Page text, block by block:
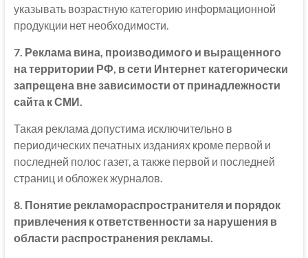
указывать возрастную категорию информационной
продукции нет необходимости.
7. Реклама вина, производимого и выращенного
на территории РФ, в сети Интернет категорически
запрещена вне зависимости от принадлежности
сайта к СМИ.
Такая реклама допустима исключительно в
периодических печатных изданиях кроме первой и
последней полос газет, а также первой и последней
страниц и обложек журналов.
8. Понятие рекламораспространителя и порядок
привлечения к ответственности за нарушения в
области распространения рекламы.